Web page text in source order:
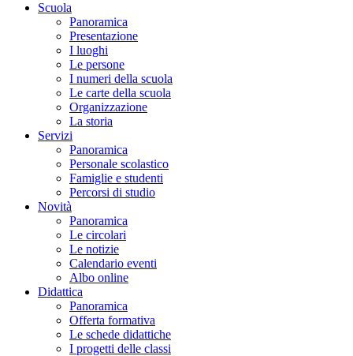
Scuola
Panoramica
Presentazione
I luoghi
Le persone
I numeri della scuola
Le carte della scuola
Organizzazione
La storia
Servizi
Panoramica
Personale scolastico
Famiglie e studenti
Percorsi di studio
Novità
Panoramica
Le circolari
Le notizie
Calendario eventi
Albo online
Didattica
Panoramica
Offerta formativa
Le schede didattiche
I progetti delle classi